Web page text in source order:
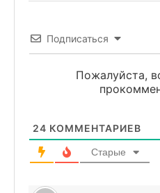
Подписаться
Пожалуйста,
24 КОММЕНТАРИЕВ
Старые